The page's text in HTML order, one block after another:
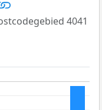
4041